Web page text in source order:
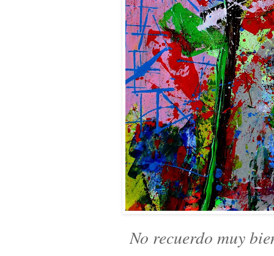
No recuerdo muy